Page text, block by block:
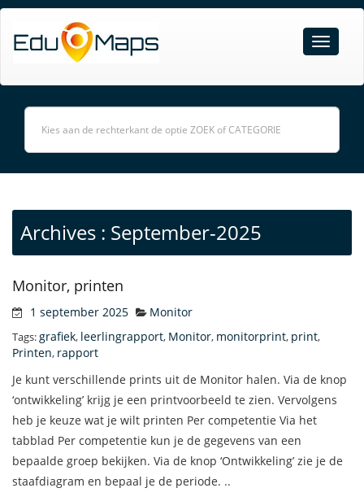
Archives : September-2025
Monitor, printen
1 september 2025 Monitor
Tags:grafiek, leerlingrapport, Monitor, monitorprint, print,
Printen, rapport
Je kunt verschillende prints uit de Monitor halen. Via de knop
‘ontwikkeling’ krijg je een printvoorbeeld te zien. Vervolgens
heb je keuze wat je wilt printen Per competentie Via het
tabblad Per competentie kun je de gegevens van een
bepaalde groep bekijken. Via de knop ‘Ontwikkeling’ zie je de
staafdiagram en bepaal je de periode. ..